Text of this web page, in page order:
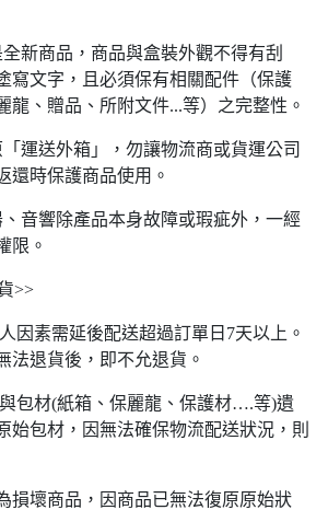
新商品，商品與盒裝外觀不得有刮
寫文字，且必須保有相關配件（保護
龍、贈品、所附文件...等）之完整性。
運送外箱」，勿讓物流商或貨運公司
還時保護商品使用。
音響除產品本身故障或瑕疵外，一經
限。
>>
因素需延後配送超過訂單日7天以上。
法退貨後，即不允退貨。
包材(紙箱、保麗龍、保護材….等)遺
始包材，因無法確保物流配送狀況，則
損壞商品，因商品已無法復原原始狀